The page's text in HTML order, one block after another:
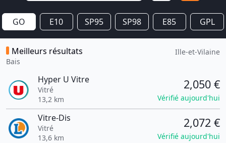
GO E10 SP95 SP98 E85 GPL
Meilleurs résultats
Bais
Ille-et-Vilaine
Hyper U Vitre
Vitré
13,2 km
2,050 €
Vérifié aujourd'hui
Vitre-Dis
Vitré
13,6 km
2,072 €
Vérifié aujourd'hui